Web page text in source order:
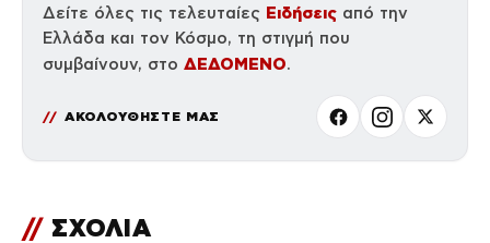
Δείτε όλες τις τελευταίες Ειδήσεις από την
Ελλάδα και τον Κόσμο, τη στιγμή που
συμβαίνουν, στο ΔΕΔΟΜΕΝΟ.
ΑΚΟΛΟΥΘΗΣΤΕ ΜΑΣ
// ΣΧΟΛΙΑ